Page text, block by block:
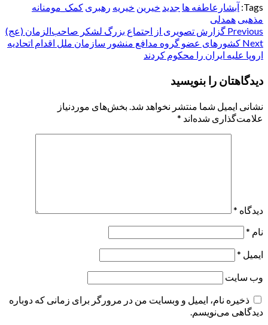
Tags: آبشارعاطفه ها جدید خیرین خیریه رهبری کمک_مومنانه
مذهبی همدلی
Post
navigation
Previous گزارش تصویری از اجتماع بزرگ لشکر صاحب‌الزمان (عج)
Next کشورهای عضو گروه مدافع منشور سازمان ملل اقدام اتحادیه
اروپا علیه ایران را محکوم کردند
دیدگاهتان را بنویسید
نشانی ایمیل شما منتشر نخواهد شد. بخش‌های موردنیاز
علامت‌گذاری شده‌اند *
دیدگاه *
نام *
ایمیل *
وب‌ سایت
ذخیره نام، ایمیل و وبسایت من در مرورگر برای زمانی که دوباره
دیدگاهی می‌نویسم.